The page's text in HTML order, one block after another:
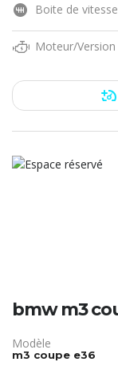
Boite de vitesse
Moteur/Version
bmw m3
Modèle
m3 coupe e36